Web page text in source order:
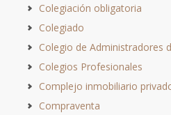
Colegiación obligatoria
Colegiado
Colegio de Administradores
Colegios Profesionales
Complejo inmobiliario
Compraventa